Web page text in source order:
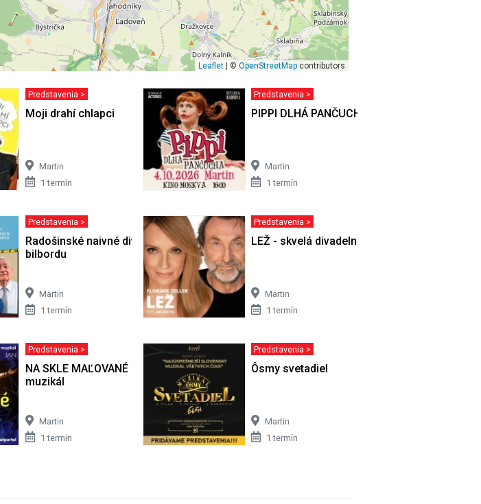
Leaflet | ©OpenStreetMap contributors
Predstavenia >
Moji drahí chlapci
Martin
1 termín
Predstavenia >
PIPPI DLHÁ PANČUCHA - Martin
Martin
1 termín
Predstavenia >
Radošinské naivné divadlo: Tvár z
bilbordu
Martin
1 termín
Predstavenia >
LEŽ - skvelá divadelná komédia
Martin
1 termín
Predstavenia >
NA SKLE MAĽOVANÉ - legendárny
muzikál
Martin
1 termín
Predstavenia >
Ôsmy svetadiel
Martin
1 termín